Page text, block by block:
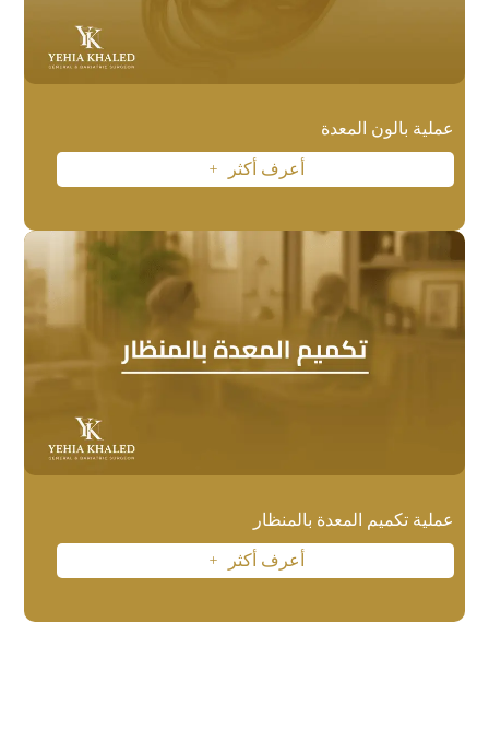
عملية بالون المعدة
أعرف أكثر L
عملية تكميم المعدة بالمنظار
أعرف أكثر L